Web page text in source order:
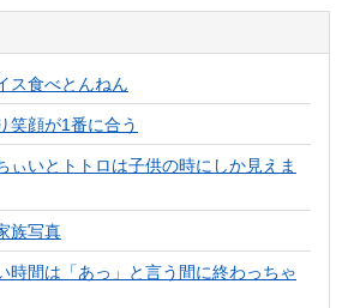
ス食べとんねん
笑顔が1番に合う
いとトトロは子供の時にしか見えま
族写真
時間は「あっ」と言う間に終わっちゃ